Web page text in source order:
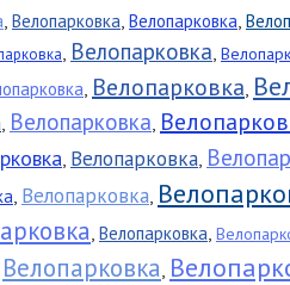
, Велопарковка, Велопарковка,
, Велопарковка,
, Велопарковка,
, Велопарковка,
, Велопарковка,
, Велопарковка,
, Велопарковка,
Велопарковка,